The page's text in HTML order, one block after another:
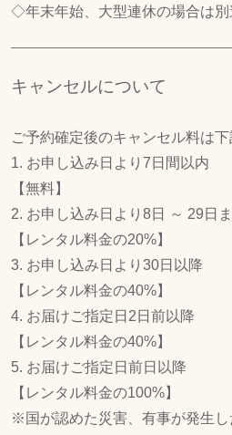
◇年末年始、大型連休の場合は別
キャンセルについて
ご予約確定後のキャンセル料は下
1. お申し込み日より7日間以内
【無料】
2. お申し込み日より8日 ～ 29日
【レンタル料金の20%】
3. お申し込み日より30日以降
【レンタル料金の40%】
4. お届けご指定日2日前以降
【レンタル料金の40%】
5. お届けご指定日前日以降
【レンタル料金の100%】
※国が認めた災害、有事が発生